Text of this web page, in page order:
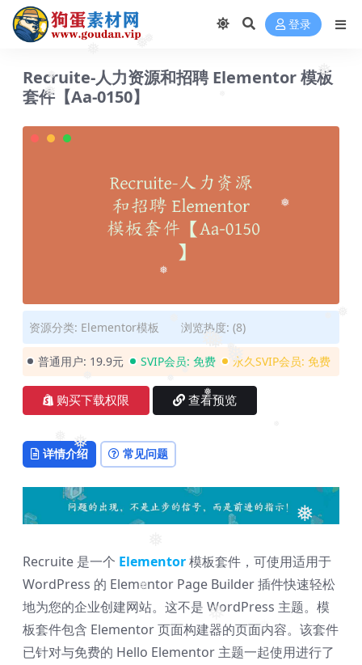
❅
❅
❅
❅
❅
❅
❅
❅ ❅
❅
❅
❅
❅
❅
❅
❅
❅
❅
登录
Recruite-人力资源和招聘 Elementor 模板
套件【Aa-0150】
资源分类: Elementor模板 浏览热度: (8)
普通用户: 19.9元 SVIP会员: 免费 永久SVIP会员: 免费
购买下载权限 查看预览
详情介绍 常见问题
Recruite 是一个 Elementor模板套件，可使用适用于
WordPress 的 Elementor Page Builder 插件快速轻松
地为您的企业创建网站。这不是 WordPress 主题。模
板套件包含 Elementor 页面构建器的页面内容。该套件
已针对与免费的 Hello Elementor 主题一起使用进行了